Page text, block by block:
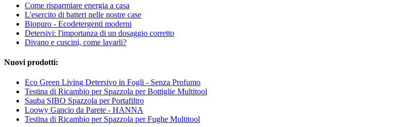
Come risparmiare energia a casa
L'esercito di batteri nelle nostre case
Biopuro - Ecodetergenti moderni
Detersivi: l'importanza di un dosaggio corretto
Divano e cuscini, come lavarli?
Nuovi prodotti:
Eco Green Living Detersivo in Fogli - Senza Profumo
Testina di Ricambio per Spazzola per Bottiglie Multitool
Sauba SIBO Spazzola per Portafiltro
Loowy Gancio da Parete - HANNA
Testina di Ricambio per Spazzola per Fughe Multitool